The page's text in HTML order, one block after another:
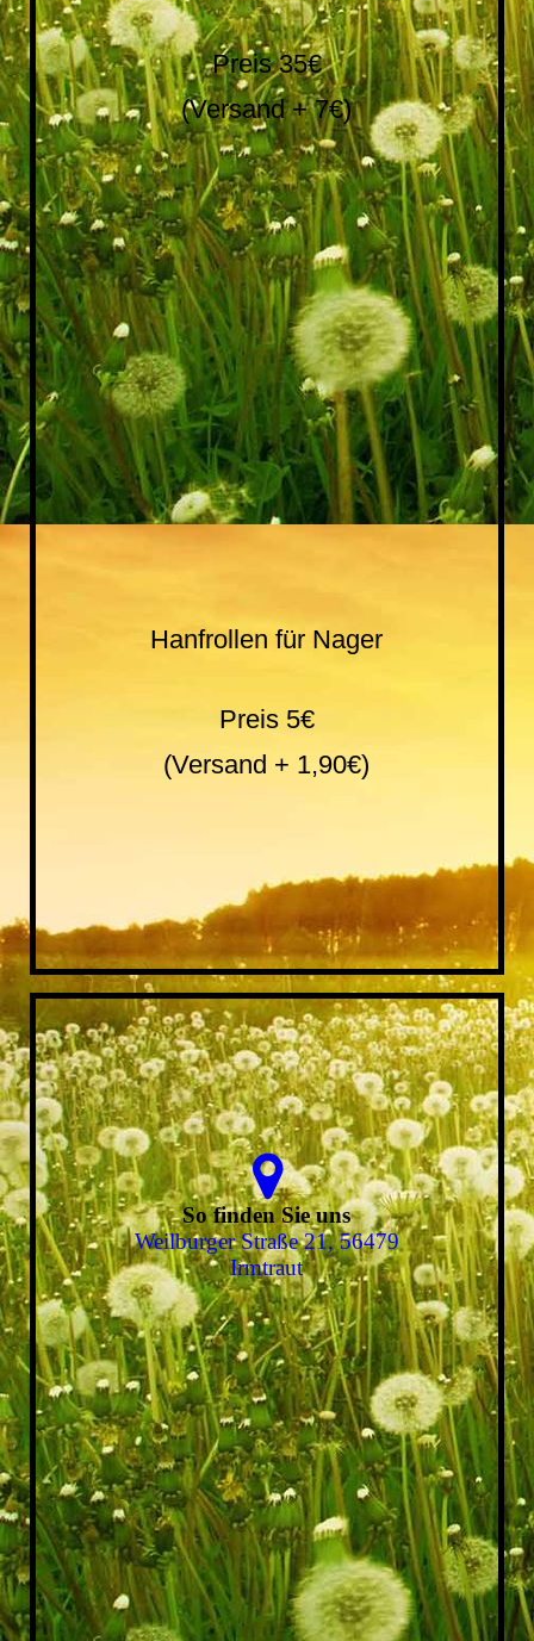
Preis 35€
(Versand + 7€)
Hanfrollen für Nager
Preis 5€
(Versand + 1,90€)
So finden Sie uns
Weilburger Straße 21, 56479
Irmtraut